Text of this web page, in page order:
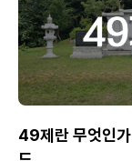
49제란 무엇인가